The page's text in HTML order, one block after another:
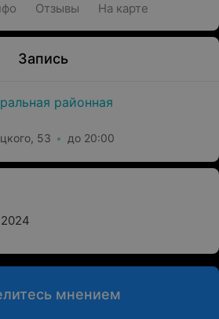
Отзывы На карте
Запись
районная
53 до 20:00
мнением